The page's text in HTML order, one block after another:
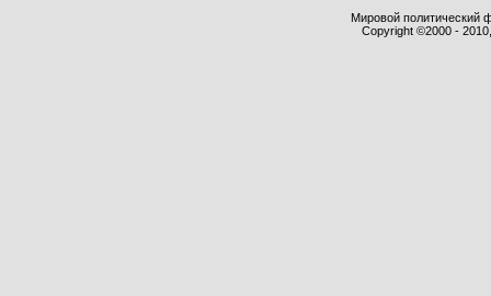
Мировой политический
Copyright ©2000 -